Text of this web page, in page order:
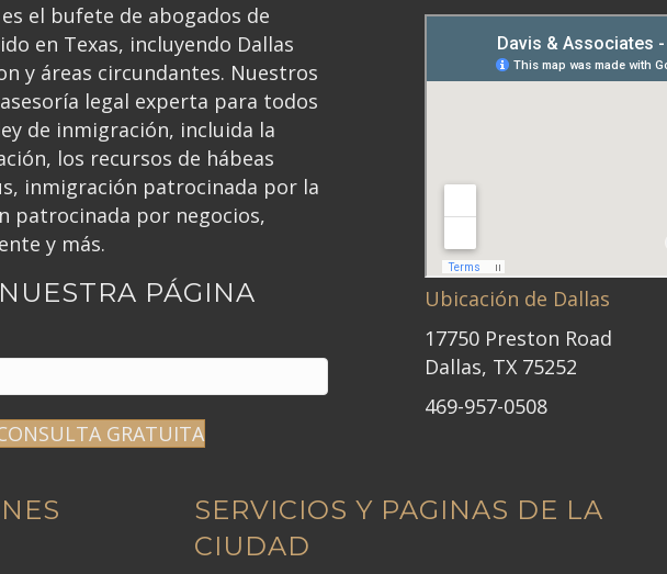
el bufete de abogados de
en Texas, incluyendo Dallas
y áreas circundantes. Nuestros
legal experta para todos
de inmigración, incluida la
los recursos de hábeas
inmigración patrocinada por la
patrocinada por negocios,
y más.
PÁGINA
GRATUITA
Ubicación de Dallas
17750 Preston Road
Dallas, TX 75252
469-957-0508
SERVICIOS Y PAGINAS DE LA
CIUDAD